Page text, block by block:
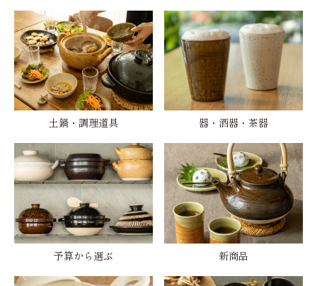
土鍋・調理道具 器・酒器・茶器
予算から選ぶ 新商品